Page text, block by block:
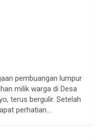
pembuangan lumpur
milik warga di Desa
terus bergulir. Setelah
perhatian…